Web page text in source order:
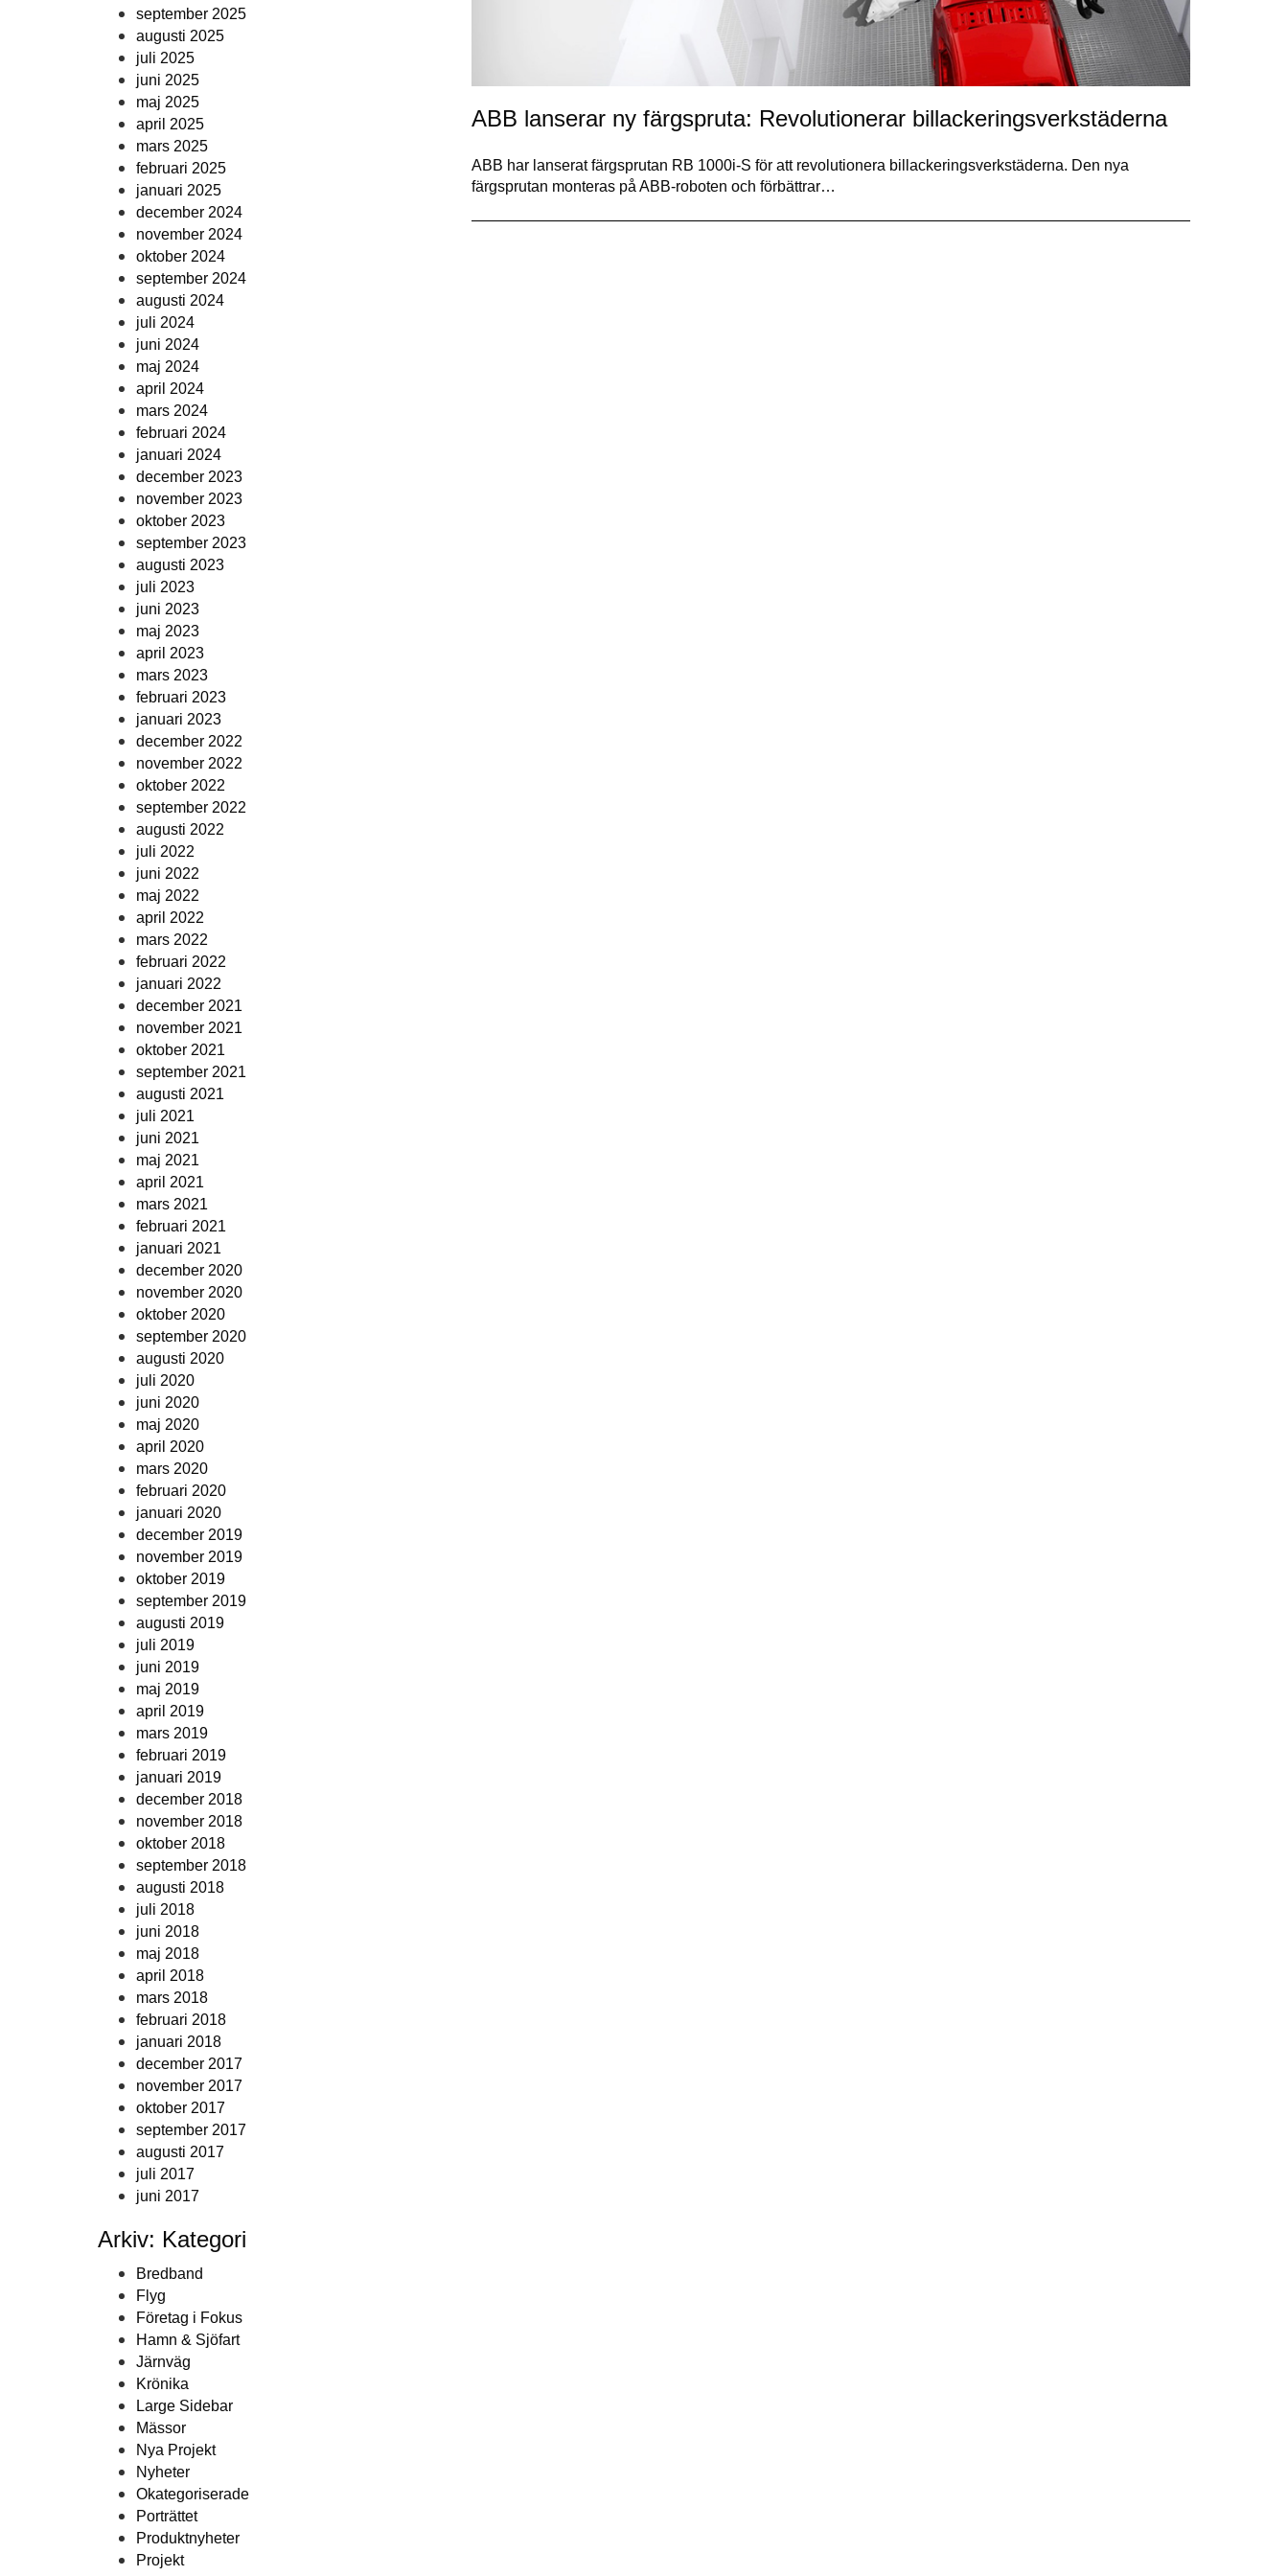
september 2025
augusti 2025
juli 2025
juni 2025
maj 2025
april 2025
mars 2025
februari 2025
januari 2025
december 2024
november 2024
oktober 2024
september 2024
augusti 2024
juli 2024
juni 2024
maj 2024
april 2024
mars 2024
februari 2024
januari 2024
december 2023
november 2023
oktober 2023
september 2023
augusti 2023
juli 2023
juni 2023
maj 2023
april 2023
mars 2023
februari 2023
januari 2023
december 2022
november 2022
oktober 2022
september 2022
augusti 2022
juli 2022
juni 2022
maj 2022
april 2022
mars 2022
februari 2022
januari 2022
december 2021
november 2021
oktober 2021
september 2021
augusti 2021
juli 2021
juni 2021
maj 2021
april 2021
mars 2021
februari 2021
januari 2021
december 2020
november 2020
oktober 2020
september 2020
augusti 2020
juli 2020
juni 2020
maj 2020
april 2020
mars 2020
februari 2020
januari 2020
december 2019
november 2019
oktober 2019
september 2019
augusti 2019
juli 2019
juni 2019
maj 2019
april 2019
mars 2019
februari 2019
januari 2019
december 2018
november 2018
oktober 2018
september 2018
augusti 2018
juli 2018
juni 2018
maj 2018
april 2018
mars 2018
februari 2018
januari 2018
december 2017
november 2017
oktober 2017
september 2017
augusti 2017
juli 2017
juni 2017
Arkiv: Kategori
Bredband
Flyg
Företag i Fokus
Hamn & Sjöfart
Järnväg
Krönika
Large Sidebar
Mässor
Nya Projekt
Nyheter
Okategoriserade
Porträttet
Produktnyheter
Projekt
ABB lanserar ny färgspruta: Revolutionerar billackeringsverkstäderna
ABB har lanserat färgsprutan RB 1000i-S för att revolutionera billackeringsverkstäderna. Den nya
färgsprutan monteras på ABB-roboten och förbättrar…